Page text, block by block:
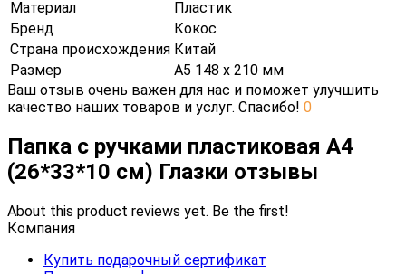
Материал
Пластик
Бренд
Кокос
Страна происхождения Китай
Размер
А5 148 х 210 мм
Ваш отзыв очень важен для нас и поможет улучшить
качество наших товаров и услуг. Спасибо! 0
Папка с ручками пластиковая А4
(26*33*10 см) Глазки отзывы
About this product reviews yet. Be the first!
Компания
Купить подарочный сертификат